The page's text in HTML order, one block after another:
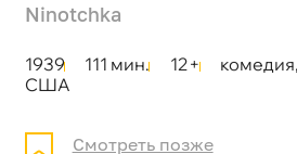
Ninotchka
1939 111 мин. 12+ комедия,
США
Смотреть позже